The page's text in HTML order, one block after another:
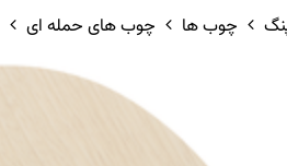
چوب ها چوب های حمله ای